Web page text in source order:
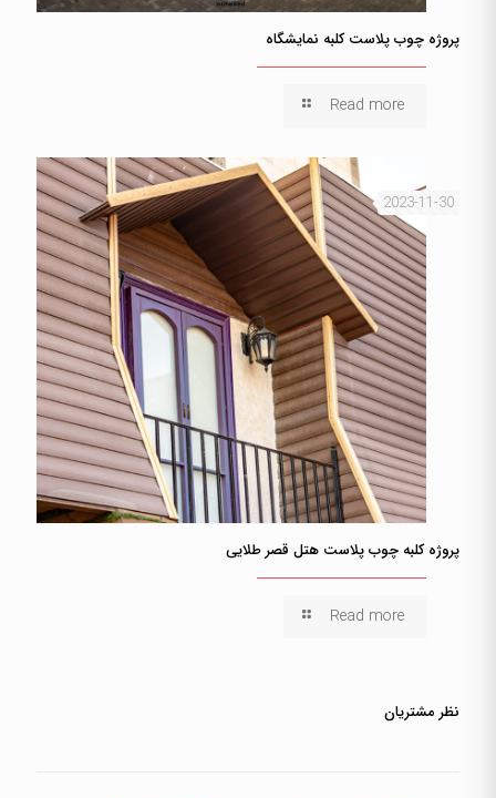
پروژه چوب پلاست کلبه نمایشگاه
Read more
2023-11-30
پروژه کلبه چوب پلاست هتل قصر طلایی
Read more
نظر مشتریان